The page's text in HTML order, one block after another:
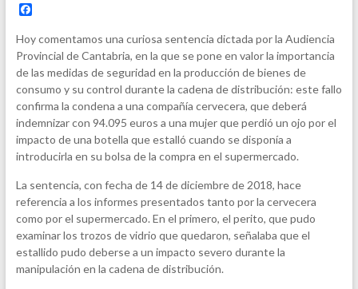
F
c
e
b
o
o
k
Hoy comentamos una curiosa sentencia dictada por la Audiencia
Provincial de Cantabria, en la que se pone en valor la importancia
de las medidas de seguridad en la producción de bienes de
consumo y su control durante la cadena de distribución: este fallo
confirma la condena a una compañía cervecera, que deberá
indemnizar con 94.095 euros a una mujer que perdió un ojo por el
impacto de una botella que estalló cuando se disponía a
introducirla en su bolsa de la compra en el supermercado.
La sentencia, con fecha de 14 de diciembre de 2018, hace
referencia a los informes presentados tanto por la cervecera
como por el supermercado. En el primero, el perito, que pudo
examinar los trozos de vidrio que quedaron, señalaba que el
estallido pudo deberse a un impacto severo durante la
manipulación en la cadena de distribución.